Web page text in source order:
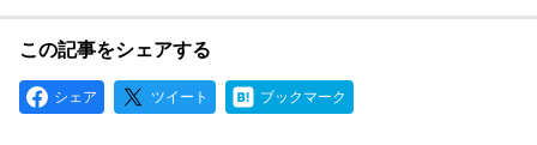
この記事をシェアする
シェア ツイート ブックマーク